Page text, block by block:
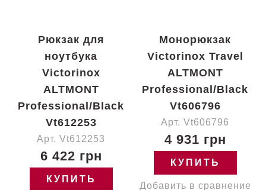
Рюкзак для
ноутбука
Victorinox
ALTMONT
Professional/Black
Vt612253
Арт. Vt612253
6 422 грн
КУПИТЬ
Монорюкзак
Victorinox Travel
ALTMONT
Professional/Black
Vt606796
Арт. Vt606796
4 931 грн
КУПИТЬ
Добавить в сравнение